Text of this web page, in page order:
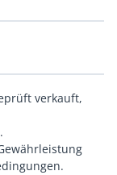
verkauft,